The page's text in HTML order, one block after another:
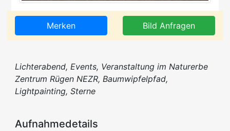
Merken Bild Anfragen
Lichterabend, Events, Veranstaltung im Naturerbe
Zentrum Rügen NEZR, Baumwipfelpfad,
Lightpainting, Sterne
Aufnahmedetails